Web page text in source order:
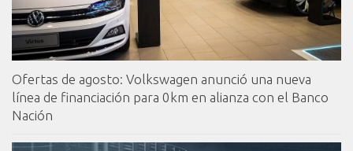
Ofertas de agosto: Volkswagen anunció una nueva
línea de financiación para 0km en alianza con el Banco
Nación